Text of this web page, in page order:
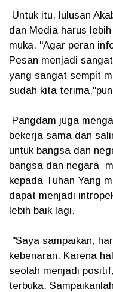
Untuk itu, lulusan
dan Media harus
muka. "Agar peran
Pesan menjadi
yang sangat sempit
sudah kita
Pangdam juga
bekerja sama dan
untuk bangsa dan
bangsa dan negara
kepada Tuhan Yang
dapat menjadi
lebih baik lagi.
"Saya sampaikan,
kebenaran. Karena
seolah menjadi
terbuka.